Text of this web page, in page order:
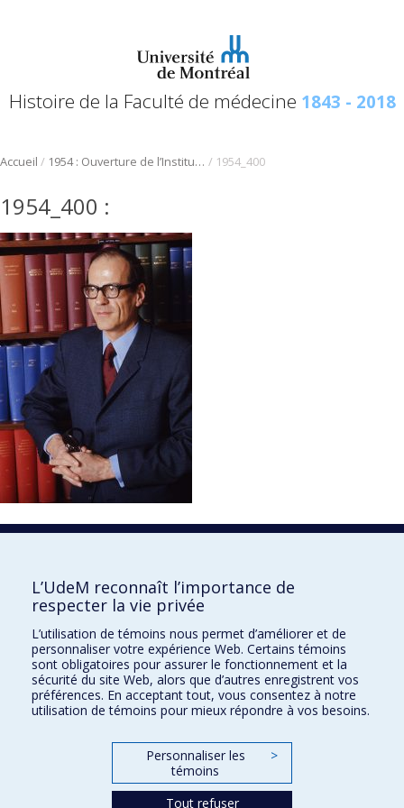
Histoire de la Faculté de médecine 1843 - 2018
Accueil / 1954 : Ouverture de l’Institut de cardiologie de Montréal / 1954_400
1954_400 :
L’UdeM reconnaît l’importance de
respecter la vie privée
L’utilisation de témoins nous permet d’améliorer et de
personnaliser votre expérience Web. Certains témoins
sont obligatoires pour assurer le fonctionnement et la
sécurité du site Web, alors que d’autres enregistrent vos
préférences. En acceptant tout, vous consentez à notre
utilisation de témoins pour mieux répondre à vos besoins.
Personnaliser les
témoins
>
Tout refuser